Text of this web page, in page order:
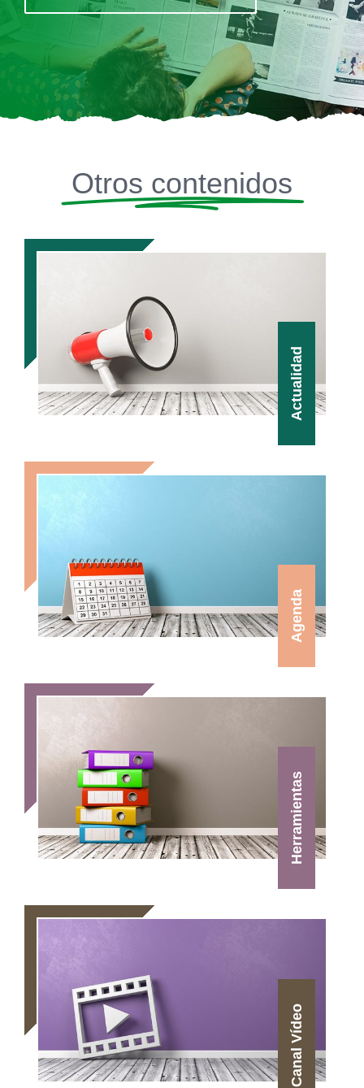
Otros contenidos
Actualidad
Agenda
Herramientas
Canal Vídeo